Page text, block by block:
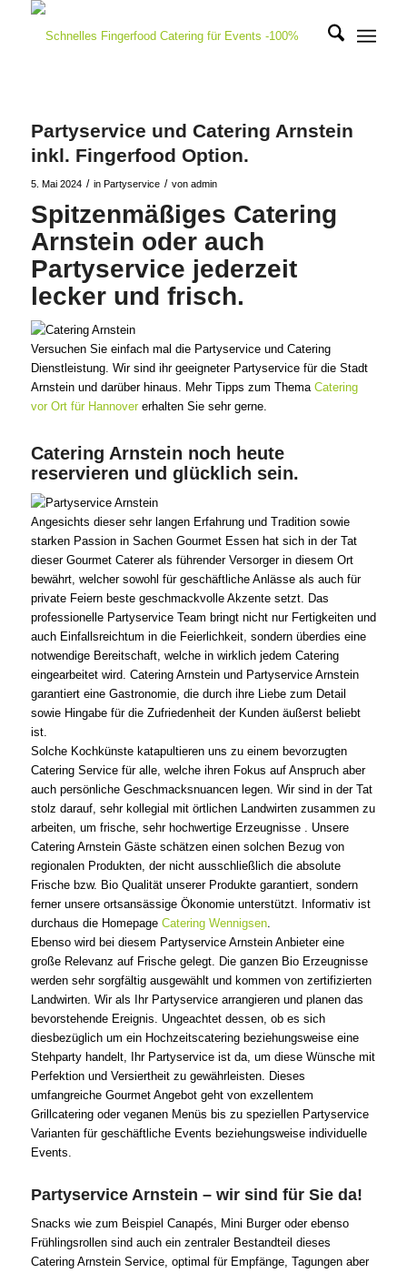
Partyservice und Catering Arnstein
inkl. Fingerfood Option.
5. Mai 2024 / in Partyservice / von admin
Spitzenmäßiges Catering
Arnstein oder auch
Partyservice jederzeit
lecker und frisch.
Versuchen Sie einfach mal die Partyservice und Catering
Dienstleistung. Wir sind ihr geeigneter Partyservice für die Stadt
Arnstein und darüber hinaus. Mehr Tipps zum Thema Catering
vor Ort für Hannovererhalten Sie sehr gerne.
Catering Arnstein noch heute
reservieren und glücklich sein.
Angesichts dieser sehr langen Erfahrung und Tradition sowie
starken Passion in Sachen Gourmet Essen hat sich in der Tat
dieser Gourmet Caterer als führender Versorger in diesem Ort
bewährt, welcher sowohl für geschäftliche Anlässe als auch für
private Feiern beste geschmackvolle Akzente setzt. Das
professionelle Partyservice Team bringt nicht nur Fertigkeiten und
auch Einfallsreichtum in die Feierlichkeit, sondern überdies eine
notwendige Bereitschaft, welche in wirklich jedem Catering
eingearbeitet wird. Catering Arnstein und Partyservice Arnstein
garantiert eine Gastronomie, die durch ihre Liebe zum Detail
sowie Hingabe für die Zufriedenheit der Kunden äußerst beliebt
ist.
Solche Kochkünste katapultieren uns zu einem bevorzugten
Catering Service für alle, welche ihren Fokus auf Anspruch aber
auch persönliche Geschmacksnuancen legen. Wir sind in der Tat
stolz darauf, sehr kollegial mit örtlichen Landwirten zusammen zu
arbeiten, um frische, sehr hochwertige Erzeugnisse . Unsere
Catering Arnstein Gäste schätzen einen solchen Bezug von
regionalen Produkten, der nicht ausschließlich die absolute
Frische bzw. Bio Qualität unserer Produkte garantiert, sondern
ferner unsere ortsansässige Ökonomie unterstützt. Informativ ist
durchaus die Homepage Catering Wennigsen.
Ebenso wird bei diesem Partyservice Arnstein Anbieter eine
große Relevanz auf Frische gelegt. Die ganzen Bio Erzeugnisse
werden sehr sorgfältig ausgewählt und kommen von zertifizierten
Landwirten. Wir als Ihr Partyservice arrangieren und planen das
bevorstehende Ereignis. Ungeachtet dessen, ob es sich
diesbezüglich um ein Hochzeitscatering beziehungsweise eine
Stehparty handelt, Ihr Partyservice ist da, um diese Wünsche mit
Perfektion und Versiertheit zu gewährleisten. Dieses
umfangreiche Gourmet Angebot geht von exzellentem
Grillcatering oder veganen Menüs bis zu speziellen Partyservice
Varianten für geschäftliche Events beziehungsweise individuelle
Events.
Partyservice Arnstein – wir sind für Sie da!
Snacks wie zum Beispiel Canapés, Mini Burger oder ebenso
Frühlingsrollen sind auch ein zentraler Bestandteil dieses
Catering Arnstein Service, optimal für Empfänge, Tagungen aber